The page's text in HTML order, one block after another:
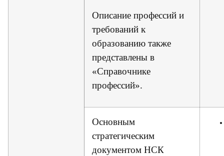
Описание профессий и
требований к
образованию также
представлены в
«Справочнике
профессий».
Основным
стратегическим
документом НСК